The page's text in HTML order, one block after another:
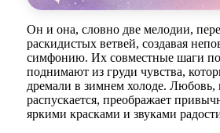
Он и она, словно две мелодии,
раскидистых ветвей, создавая
симфонию. Их совместные шаги по
поднимают из груди чувства,
дремали в зимнем холоде. Любовь,
распускается, преображает
яркими красками и звуками